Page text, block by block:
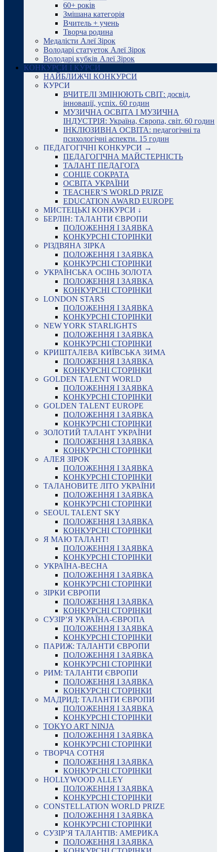
60+ років
Змішана категорія
Вчитель + учень
Творча родина
Медалісти Алеї Зірок
Володарі статуеток Алеї Зірок
Володарі кубків Алеї Зірок
КОНКУРСИ І КУРСИ
НАЙБЛИЖЧІ КОНКУРСИ
КУРСИ
ВЧИТЕЛІ ЗМІНЮЮТЬ СВІТ: досвід,
інновації, успіх. 60 годин
МУЗИЧНА ОСВІТА І МУЗИЧНА
ІНДУСТРІЯ: Україна, Європа, світ. 60 годин
ІНКЛЮЗИВНА ОСВІТА: педагогічні та
психологічні аспекти. 15 годин
ПЕДАГОГІЧНІ КОНКУРСИ →
ПЕДАГОГІЧНА МАЙСТЕРНІСТЬ
ТАЛАНТ ПЕДАГОГА
СОНЦЕ СОКРАТА
ОСВІТА УКРАЇНИ
TEACHER’S WORLD PRIZE
EDUCATION AWARD EUROPE
МИСТЕЦЬКІ КОНКУРСИ ↓
БЕРЛІН: ТАЛАНТИ ЄВРОПИ
ПОЛОЖЕННЯ І ЗАЯВКА
КОНКУРСНІ СТОРІНКИ
РІЗДВЯНА ЗІРКА
ПОЛОЖЕННЯ І ЗАЯВКА
КОНКУРСНІ СТОРІНКИ
УКРАЇНСЬКА ОСІНЬ ЗОЛОТА
ПОЛОЖЕННЯ І ЗАЯВКА
КОНКУРСНІ СТОРІНКИ
LONDON STARS
ПОЛОЖЕННЯ І ЗАЯВКА
КОНКУРСНІ СТОРІНКИ
NEW YORK STARLIGHTS
ПОЛОЖЕННЯ І ЗАЯВКА
КОНКУРСНІ СТОРІНКИ
КРИШТАЛЕВА КИЇВСЬКА ЗИМА
ПОЛОЖЕННЯ І ЗАЯВКА
КОНКУРСНІ СТОРІНКИ
GOLDEN TALENT WORLD
ПОЛОЖЕННЯ І ЗАЯВКА
КОНКУРСНІ СТОРІНКИ
GOLDEN TALENT EUROPE
ПОЛОЖЕННЯ І ЗАЯВКА
КОНКУРСНІ СТОРІНКИ
ЗОЛОТИЙ ТАЛАНТ УКРАЇНИ
ПОЛОЖЕННЯ І ЗАЯВКА
КОНКУРСНІ СТОРІНКИ
АЛЕЯ ЗІРОК
ПОЛОЖЕННЯ І ЗАЯВКА
КОНКУРСНІ СТОРІНКИ
ТАЛАНОВИТЕ ЛІТО УКРАЇНИ
ПОЛОЖЕННЯ І ЗАЯВКА
КОНКУРСНІ СТОРІНКИ
SEOUL TALENT SKY
ПОЛОЖЕННЯ І ЗАЯВКА
КОНКУРСНІ СТОРІНКИ
Я МАЮ ТАЛАНТ!
ПОЛОЖЕННЯ І ЗАЯВКА
КОНКУРСНІ СТОРІНКИ
УКРАЇНА-ВЕСНА
ПОЛОЖЕННЯ І ЗАЯВКА
КОНКУРСНІ СТОРІНКИ
ЗІРКИ ЄВРОПИ
ПОЛОЖЕННЯ І ЗАЯВКА
КОНКУРСНІ СТОРІНКИ
СУЗІР’Я УКРАЇНА-ЄВРОПА
ПОЛОЖЕННЯ І ЗАЯВКА
КОНКУРСНІ СТОРІНКИ
ПАРИЖ: ТАЛАНТИ ЄВРОПИ
ПОЛОЖЕННЯ І ЗАЯВКА
КОНКУРСНІ СТОРІНКИ
РИМ: ТАЛАНТИ ЄВРОПИ
ПОЛОЖЕННЯ І ЗАЯВКА
КОНКУРСНІ СТОРІНКИ
МАДРИД: ТАЛАНТИ ЄВРОПИ
ПОЛОЖЕННЯ І ЗАЯВКА
КОНКУРСНІ СТОРІНКИ
TOKYO ART NINJA
ПОЛОЖЕННЯ І ЗАЯВКА
КОНКУРСНІ СТОРІНКИ
ТВОРЧА СОТНЯ
ПОЛОЖЕННЯ І ЗАЯВКА
КОНКУРСНІ СТОРІНКИ
HOLLYWOOD ALLEY
ПОЛОЖЕННЯ І ЗАЯВКА
КОНКУРСНІ СТОРІНКИ
CONSTELLATION WORLD PRIZE
ПОЛОЖЕННЯ І ЗАЯВКА
КОНКУРСНІ СТОРІНКИ
СУЗІР’Я ТАЛАНТІВ: АМЕРИКА
ПОЛОЖЕННЯ І ЗАЯВКА